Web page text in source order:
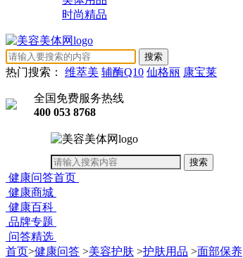
时尚精品
热门搜索： 维萃美 辅酶Q10 仙格丽 康宝莱
全国免费服务热线
400 053 8768
健康问答首页
健康商城
健康百科
品牌专题
问答精选
首页>健康问答 >美容护肤 >护肤用品 >面部保养